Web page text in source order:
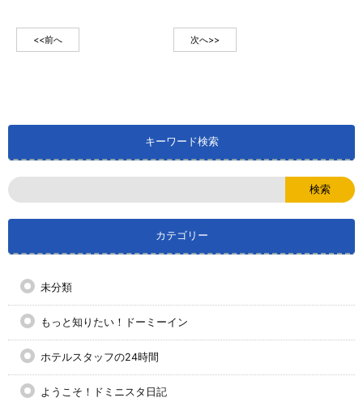
<<前へ 次へ>>
キーワード検索
カテゴリー
未分類
もっと知りたい！ドーミーイン
ホテルスタッフの24時間
ようこそ！ドミニスタ日記